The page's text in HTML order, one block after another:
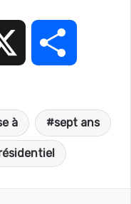
r
à sept ans